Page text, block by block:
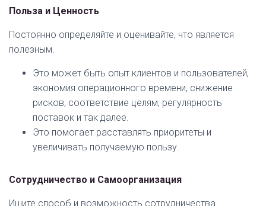
Польза и Ценность
Постоянно определяйте и оценивайте, что является
полезным.
Это может быть опыт клиентов и пользователей,
экономия операционного времени, снижение
рисков, соответствие целям, регулярность
поставок и так далее.
Это помогает расставлять приоритеты и
увеличивать получаемую пользу.
Сотрудничество и Самоорганизация
Ищите способ и возможность сотрудничества.